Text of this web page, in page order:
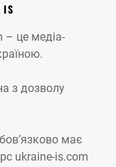
– це медіа-
з дозволу
має
ukraine-is.com